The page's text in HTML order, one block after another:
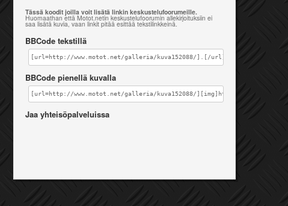
Tässä koodit joilla voit lisätä linkin keskustelufoorumeille.
Huomaathan että Motot.netin keskustelufoorumin allekirjoituksiin ei
saa lisätä kuvia, vaan linkit pitää esittää tekstilinkkeinä.
BBCode tekstillä
[url=http://www.motot.net/galleria/kuva152088/].[/url]
BBCode pienellä kuvalla
[url=http://www.motot.net/galleria/kuva152088/][img]http://
Jaa yhteisöpalveluissa